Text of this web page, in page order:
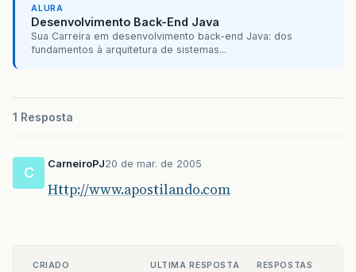
ALURA
Desenvolvimento Back-End Java
Sua Carreira em desenvolvimento back-end Java: dos
fundamentos à arquitetura de sistemas...
1 Resposta
C
CarneiroPJ20 de mar. de 2005
Http://www.apostilando.com
CRIADO ULTIMA RESPOSTA RESPOSTAS